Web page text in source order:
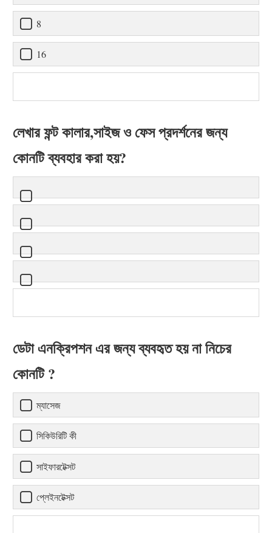
8
16
লেখার ফন্ট কালার,সাইজ ও ফেস প্রদর্শনের জন্য
কোনটি ব্যবহার করা হয়?
ডেটা এনক্রিপশন এর জন্য ব্যবহৃত হয় না নিচের
কোনটি ?
ম্যাসেজ
সিকিউরিটি কী
সাইফারটেক্সট
প্লেইনটেক্সট